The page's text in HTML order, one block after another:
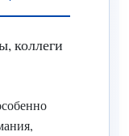
коллеги